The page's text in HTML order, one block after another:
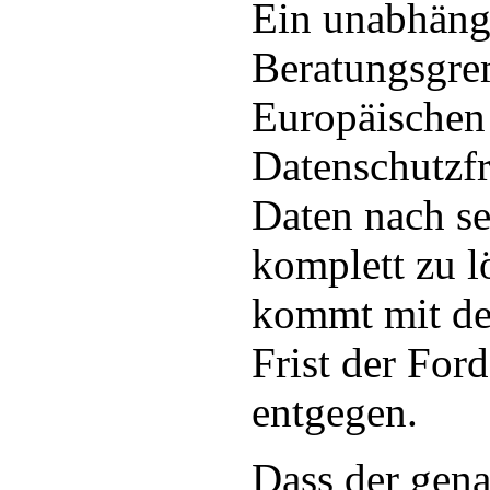
Ein
Daten nach
komplett zu
kommt mit
Frist der
entgegen.
Dass der